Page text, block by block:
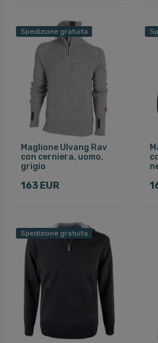
Spedizione gratuita
Maglione Ulvang Rav
con cerniera, uomo,
grigio
163 EUR
Spedizione gratuita